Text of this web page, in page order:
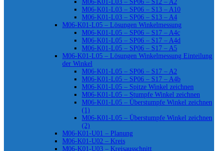
M06-K01-L03 – SP06 – S12 – A2
M06-K01-L03 – SP06 – S13 – A10
M06-K01-L03 – SP06 – S13 – A4
M06-K01-L05 – Lösungen Winkelmessung
M06-K01-L05 – SP06 – S17 – A4c
M06-K01-L05 – SP06 – S17 – A4d
M06-K01-L05 – SP06 – S17 – A5
M06-K01-L05 – Lösungen Winkelmessung Einteilung
der Winkel
M06-K01-L05 – SP06 – S17 – A2
M06-K01-L05 – SP06 – S17 – A4b
M06-K01-L05 – Spitze Winkel zeichnen
M06-K01-L05 – Stumpfe Winkel zeichnen
M06-K01-L05 – Überstumpfe Winkel zeichnen
(1)
M06-K01-L05 – Überstumpfe Winkel zeichnen
(2)
M06-K01-U01 – Planung
M06-K01-U02 – Kreis
M06-K01-U03 – Kreisausschnitt